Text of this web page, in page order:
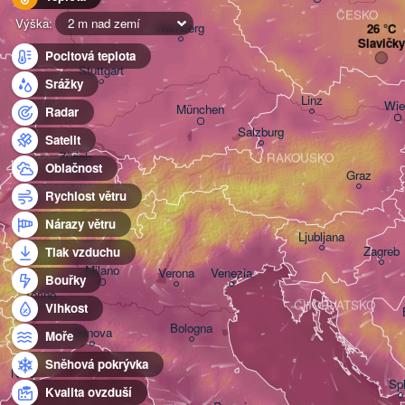
Výška:
2 m nad zemí
Pocitová teplota
Srážky
Radar
Satelit
Oblačnost
Rychlost větru
Nárazy větru
Tlak vzduchu
Bouřky
Vlhkost
Moře
Sněhová pokrývka
Kvalita ovzduší
Nürnberg
Milano
Torino
Stuttgart
Genova
Verona
Zürich
Nice
ŠVÝCARSKO
ČESKO
München
Zagreb
Linz
Venezia
Ljubljana
Salzburg
Graz
Bologna
RAKOUSKO
CHORVATSKO
Slavičky